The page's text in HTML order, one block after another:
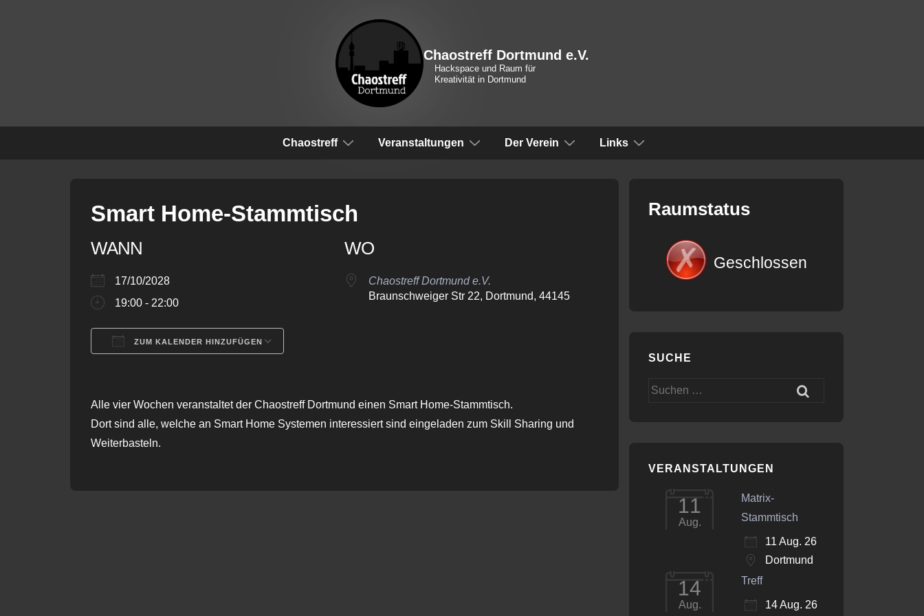
Chaostreff Dortmund e.V.
Hackspace und Raum für
Kreativität in Dortmund
Hauptnavigation
Chaostreff Veranstaltungen Der Verein Links
Smart Home-Stammtisch
WANN
17/10/2028
19:00 - 22:00
ZUM KALENDER HINZUFÜGEN
WO
Chaostreff Dortmund e.V.
Braunschweiger Str 22, Dortmund, 44145
Alle vier Wochen veranstaltet der Chaostreff Dortmund einen Smart Home-Stammtisch.
Dort sind alle, welche an Smart Home Systemen interessiert sind eingeladen zum Skill Sharing und
Weiterbasteln.
Raumstatus
Geschlossen
SUCHE
Suchen
VERANSTALTUNGEN
11
Aug.
Matrix-
Stammtisch
11 Aug. 26
Dortmund
14
Aug.
Treff
14 Aug. 26